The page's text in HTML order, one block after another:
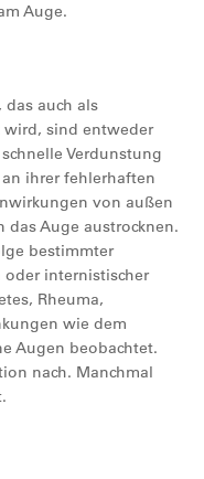
Auge.
das auch als
wird, sind entweder
Verdunstung
ihrer fehlerhaften
von außen
Auge austrocknen.
bestimmter
internistischer
Rheuma,
wie dem
Augen beobachtet.
nach. Manchmal